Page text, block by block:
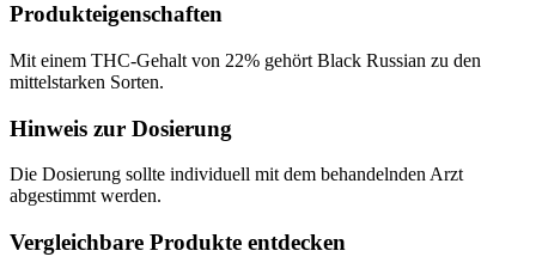
Produkteigenschaften
Mit einem THC-Gehalt von 22% gehört Black Russian zu den
mittelstarken Sorten.
Hinweis zur Dosierung
Die Dosierung sollte individuell mit dem behandelnden Arzt
abgestimmt werden.
Vergleichbare Produkte entdecken